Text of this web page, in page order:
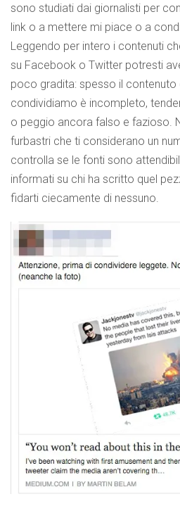
sono studiati dai giornalisti per
link o a mettere mi piace o a
Leggendo per intero i contenuti
su Facebook o Twitter potresti
poco gradita: spesso il contenuto
condividiamo è incompleto,
o peggio ancora falso e fazioso.
furbastri che ti considerano un
controlla se le fonti sono
informati su chi ha scritto quel
fidarti ciecamente di nessuno.